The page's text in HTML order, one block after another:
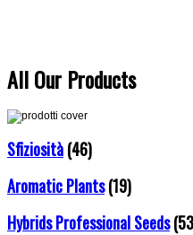
All Our Products
Sfiziosità(46)
Aromatic Plants(19)
Hybrids Professional Seeds